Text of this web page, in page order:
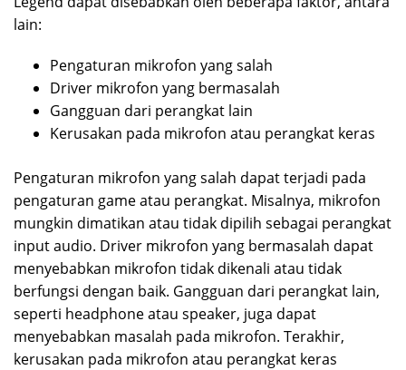
lain:
Pengaturan mikrofon yang salah
Driver mikrofon yang bermasalah
Gangguan dari perangkat lain
Kerusakan pada mikrofon atau perangkat keras
Pengaturan mikrofon yang salah dapat terjadi pada
pengaturan game atau perangkat. Misalnya, mikrofon
mungkin dimatikan atau tidak dipilih sebagai perangkat
input audio. Driver mikrofon yang bermasalah dapat
menyebabkan mikrofon tidak dikenali atau tidak
berfungsi dengan baik. Gangguan dari perangkat lain,
seperti headphone atau speaker, juga dapat
menyebabkan masalah pada mikrofon. Terakhir,
kerusakan pada mikrofon atau perangkat keras